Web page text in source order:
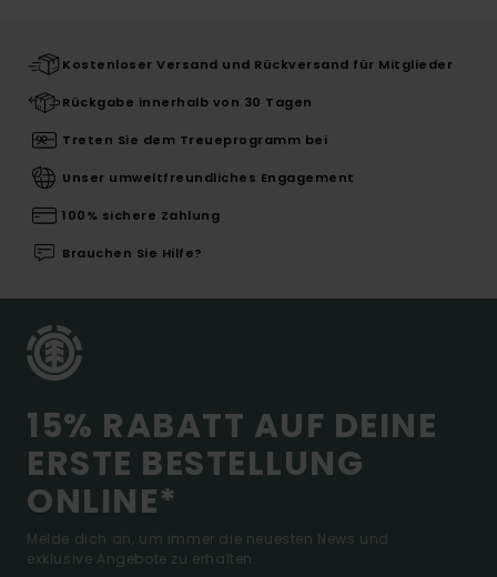
Kostenloser Versand und Rückversand für Mitglieder
Rückgabe innerhalb von 30 Tagen
Treten Sie dem Treueprogramm bei
Unser umweltfreundliches Engagement
100% sichere Zahlung
Brauchen Sie Hilfe?
15% RABATT AUF DEINE
ERSTE BESTELLUNG
ONLINE*
Melde dich an, um immer die neuesten News und
exklusive Angebote zu erhalten.